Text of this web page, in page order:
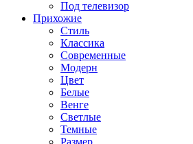
Под телевизор
Прихожие
Стиль
Классика
Современные
Модерн
Цвет
Белые
Венге
Светлые
Темные
Размер